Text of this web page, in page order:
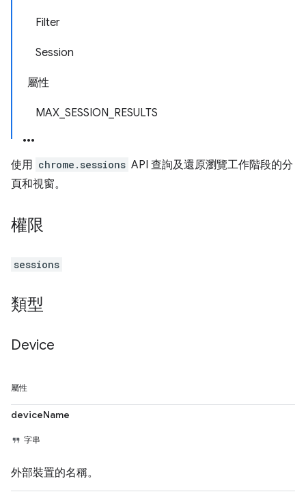
Filter
Session
屬性
MAX_SESSION_RESULTS
使用 chrome.sessions API 查詢及還原瀏覽工作階段的分
頁和視窗。
權限
sessions
類型
Device
屬性
deviceName
字串
外部裝置的名稱。